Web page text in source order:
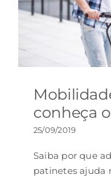
conheça
25/09/2019
Saiba por que
patinetes ajuda